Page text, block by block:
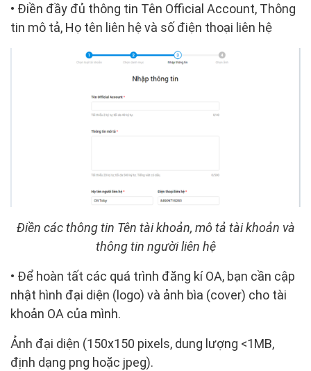
• Điền đầy đủ thông tin Tên Official Account, Thông
tin mô tả, Họ tên liên hệ và số điện thoại liên hệ
Điền các thông tin Tên tài khoản, mô tả tài khoản và
thông tin người liên hệ
• Để hoàn tất các quá trình đăng kí OA, bạn cần cập
nhật hình đại diện (logo) và ảnh bìa (cover) cho tài
khoản OA của mình.
Ảnh đại diện (150x150 pixels, dung lượng <1MB,
định dạng png hoặc jpeg).